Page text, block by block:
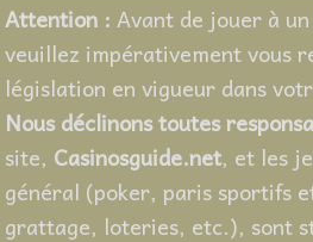
Attention : Avant de jouer à
veuillez impérativement vous
législation en vigueur dans
Nous déclinons toutes
site, Casinosguide.net, et les
général (poker, paris sportifs
grattage, loteries, etc.), sont